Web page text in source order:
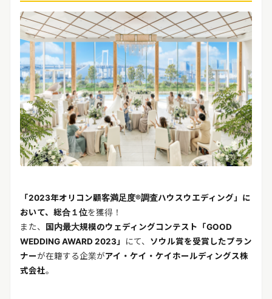
「2023年オリコン顧客満足度®調査ハウスウエディング」に
おいて、総合１位を獲得！
また、
国内最大規模のウェディングコンテスト「GOOD
WEDDING AWARD 2023」
にて、 ソウル賞を受賞したプラン
ナーが在籍する企業がアイ・ケイ・ケイホールディングス株
式会社。